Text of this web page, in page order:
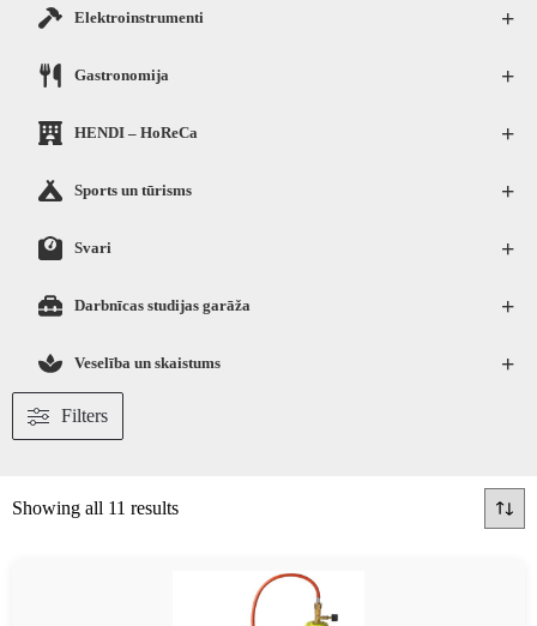
+
Elektroinstrumenti
+
Gastronomija
+
HENDI – HoReCa
+
Sports un tūrisms
+
Svari
+
Darbnīcas studijas garāža
+
Veselība un skaistums
Filters
Showing all 11 results